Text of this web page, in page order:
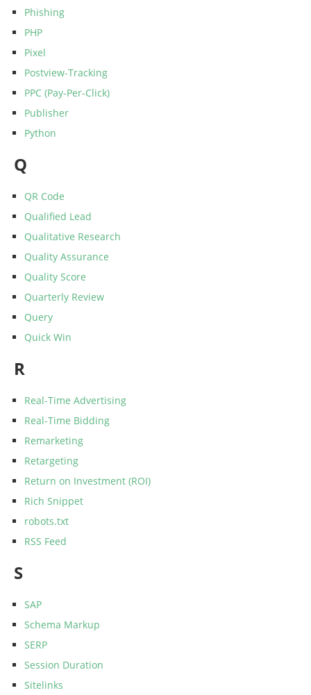
Phishing
PHP
Pixel
Postview-Tracking
PPC (Pay-Per-Click)
Publisher
Python
Q
QR Code
Qualified Lead
Qualitative Research
Quality Assurance
Quality Score
Quarterly Review
Query
Quick Win
R
Real-Time Advertising
Real-Time Bidding
Remarketing
Retargeting
Return on Investment (ROI)
Rich Snippet
robots.txt
RSS Feed
S
SAP
Schema Markup
SERP
Session Duration
Sitelinks